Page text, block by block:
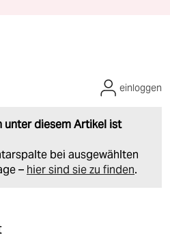
unter diesem Artikel ist
bei ausgewählten
– hier sind sie zu finden.
einloggen